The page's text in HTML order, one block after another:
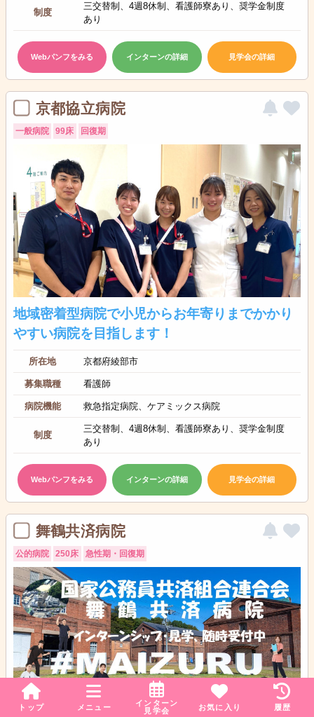
トップ メニュー
インターン
見学会
お気に入り 履歴
制度
三交替制、4週8休制、看護師寮あり、奨学金制度
あり
Webパンフをみる インターンの詳細 見学会の詳細
京都協立病院
一般病院 99床 回復期
地域密着型病院で小児からお年寄りまでかかり
やすい病院を目指します！
所在地 京都府綾部市
募集職種 看護師
病院機能 救急指定病院、ケアミックス病院
制度
三交替制、4週8休制、看護師寮あり、奨学金制度
あり
Webパンフをみる インターンの詳細 見学会の詳細
舞鶴共済病院
公的病院 250床 急性期・回復期